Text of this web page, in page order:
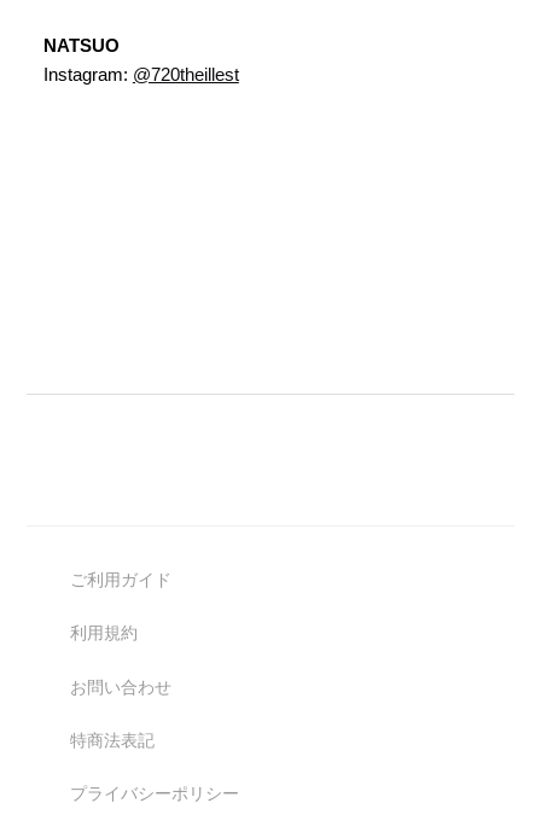
NATSUO
Instagram: @720theillest
ご利用ガイド
利用規約
お問い合わせ
特商法表記
プライバシーポリシー